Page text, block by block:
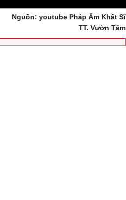
Nguồn: youtube Pháp Âm Khất Sĩ
TT. Vườn Tâm